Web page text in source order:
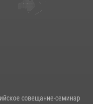
совещание-семинар